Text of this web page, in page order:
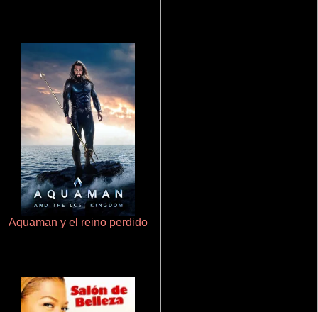
Aquaman y el reino perdido